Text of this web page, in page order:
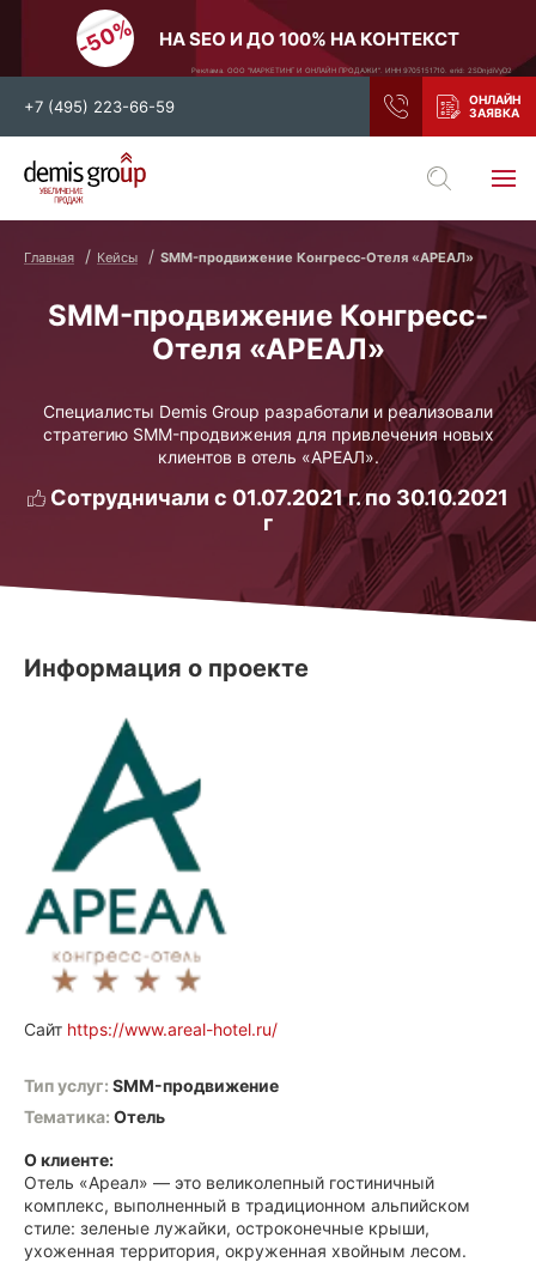
НА SEO И ДО 100% НА КОНТЕКСТ
Реклама. ООО "МАРКЕТИНГ И ОНЛАЙН ПРОДАЖИ". ИНН 9705151710. erid: 2SDnjdiVyD2
+7 (495) 223-66-59
Выберите свой город
Воронеж
Тула
Новосибирск
Екатеринбург
Ростов-на-Дону
Казань
и все регионы РФ
Главная Кейсы SMM-продвижение Конгресс-Отеля «АРЕАЛ»
SMM-продвижение Конгресс-
Отеля «АРЕАЛ»
Специалисты Demis Group разработали и реализовали
стратегию SMM-продвижения для привлечения новых
клиентов в отель «АРЕАЛ».
Сотрудничали с 01.07.2021 г. по 30.10.2021
г
Информация о проекте
Сайт https://www.areal-hotel.ru/
Тип услуг: SMM-продвижение
Тематика: Отель
О клиенте:
Отель «Ареал» — это великолепный гостиничный
комплекс, выполненный в традиционном альпийском
стиле: зеленые лужайки, остроконечные крыши,
ухоженная территория, окруженная хвойным лесом.